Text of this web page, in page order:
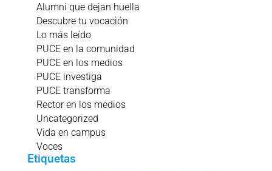
Alumni que dejan huella
Descubre tu vocación
Lo más leído
PUCE en la comunidad
PUCE en los medios
PUCE investiga
PUCE transforma
Rector en los medios
Uncategorized
Vida en campus
Voces
Etiquetas